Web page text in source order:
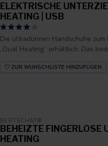
ELEKTRISCHE
HEATING | USB
Die ultradünnen Handschuhe
„Dual Heating“ erhältlich. Das
ZUR WUNSCHLISTE HINZUFÜGEN
BERTSCHAT®
BEHEIZTE FINGERLOSE
HEATING